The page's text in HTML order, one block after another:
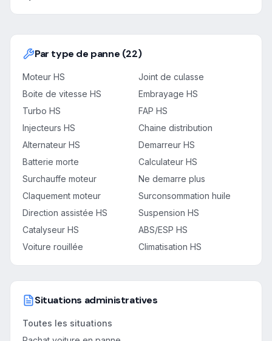
Par type de panne (22)
Moteur HS
Joint de culasse
Boite de vitesse HS
Embrayage HS
Turbo HS
FAP HS
Injecteurs HS
Chaine distribution
Alternateur HS
Demarreur HS
Batterie morte
Calculateur HS
Surchauffe moteur
Ne demarre plus
Claquement moteur
Surconsommation huile
Direction assistée HS
Suspension HS
Catalyseur HS
ABS/ESP HS
Voiture rouillée
Climatisation HS
Situations administratives
Toutes les situations